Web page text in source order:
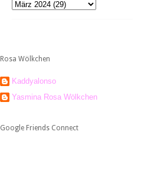
Rosa Wölkchen
Kaddyalonso
Yasmina Rosa Wölkchen
Google Friends Connect